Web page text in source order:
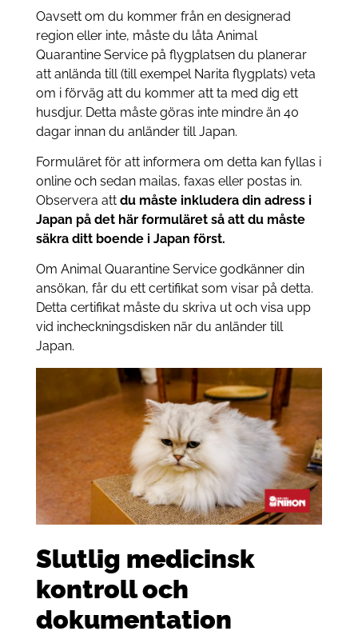
Oavsett om du kommer från en designerad
region eller inte, måste du låta Animal
Quarantine Service på flygplatsen du planerar
att anlända till (till exempel Narita flygplats) veta
om i förväg att du kommer att ta med dig ett
husdjur. Detta måste göras inte mindre än 40
dagar innan du anländer till Japan.
Formuläret för att informera om detta kan fyllas i
online och sedan mailas, faxas eller postas in.
Observera att du måste inkludera din adress i
Japan på det här formuläret så att du måste
säkra ditt boende i Japan först.
Om Animal Quarantine Service godkänner din
ansökan, får du ett certifikat som visar på detta.
Detta certifikat måste du skriva ut och visa upp
vid incheckningsdisken när du anländer till
Japan.
Slutlig medicinsk
kontroll och
dokumentation